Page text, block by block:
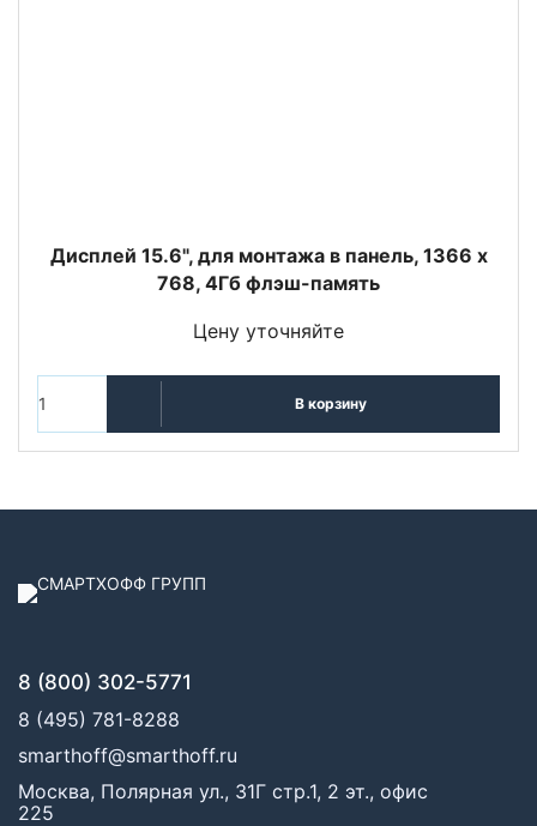
Дисплей 15.6", для монтажа в панель, 1366 x
768, 4Гб флэш-память
Цену уточняйте
В корзину
8 (800) 302-5771
8 (495) 781-8288
smarthoff@smarthoff.ru
Москва, Полярная ул., 31Г стр.1, 2 эт., офис
225